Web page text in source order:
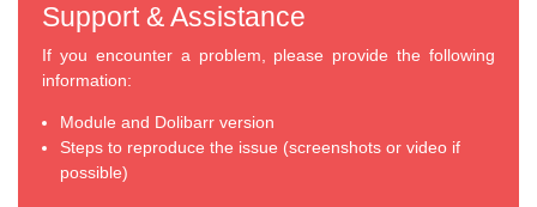
Support & Assistance
If you encounter a problem, please provide the following
information:
Module and Dolibarr version
Steps to reproduce the issue (screenshots or video if
possible)